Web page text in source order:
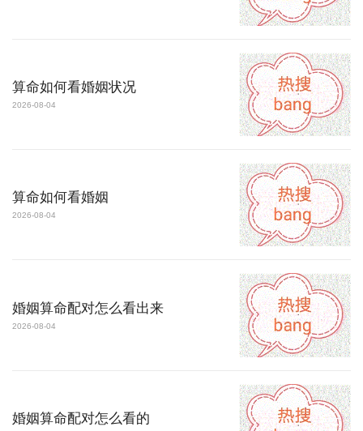
算命如何看婚姻状况
2026-08-04
算命如何看婚姻
2026-08-04
婚姻算命配对怎么看出来
2026-08-04
婚姻算命配对怎么看的